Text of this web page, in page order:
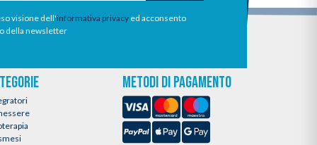
visione dell'informativa privacyed acconsento
della newsletter
METODI DI PAGAMENTO